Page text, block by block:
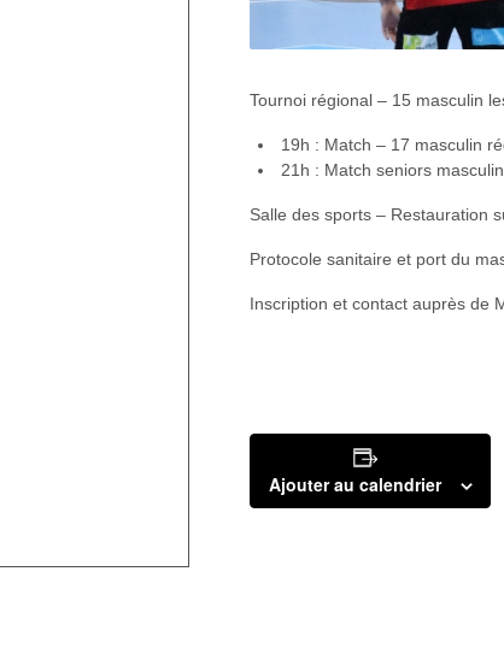
Tournoi régional – 15 masculin
19h : Match – 17 masculin
21h : Match seniors
Salle des sports – Restauration
Protocole sanitaire et port du
Inscription et contact auprès de
Ajouter au calendrier